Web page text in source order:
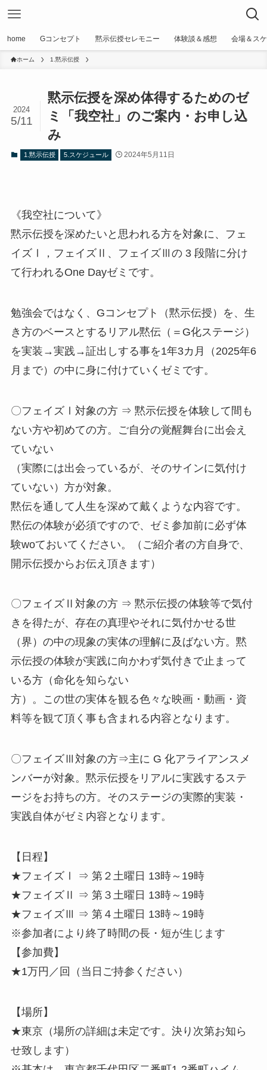
home Gコンセプト 黙示伝授セレモニー 体験談＆感想 会場＆ス
ホーム 1.黙示伝授
黙示伝授を深め体得するためのゼ
ミ「我空社」のご案内・お申し込
み
2024
5/11
1.黙示伝授 5.スケジュール 2024年5月11日
《我空社について》
黙示伝授を深めたいと思われる方を対象に、フェ
イズⅠ，フェイズⅡ、フェイズⅢの 3 段階に分け
て行われるOne Dayゼミです。
勉強会ではなく、Gコンセプト（黙示伝授）を、生
き方のベースとするリアル黙伝（＝G化ステージ）
を実装→実践→証出しする事を1年3カ月（2025年6
月まで）の中に身に付けていくゼミです。
〇フェイズⅠ対象の方 ⇒ 黙示伝授を体験して間も
ない方や初めての方。ご自分の覚醒舞台に出会え
ていない
（実際には出会っているが、そのサインに気付け
ていない）方が対象。
黙伝を通して人生を深めて戴くような内容です。
黙伝の体験が必須ですので、ゼミ参加前に必ず体
験woておいてください。（ご紹介者の方自身で、
開示伝授からお伝え頂きます）
〇フェイズⅡ対象の方 ⇒ 黙示伝授の体験等で気付
きを得たが、存在の真理やそれに気付かせる世
（界）の中の現象の実体の理解に及ばない方。黙
示伝授の体験が実践に向かわず気付きで止まって
いる方（命化を知らない
方）。この世の実体を観る色々な映画・動画・資
料等を観て頂く事も含まれる内容となります。
〇フェイズⅢ対象の方⇒主に G 化アライアンスメ
ンバーが対象。黙示伝授をリアルに実践するステ
ージをお持ちの方。そのステージの実際的実装・
実践自体がゼミ内容となります。
【日程】
★フェイズⅠ ⇒ 第２土曜日 13時～19時
★フェイズⅡ ⇒ 第３土曜日 13時～19時
★フェイズⅢ ⇒ 第４土曜日 13時～19時
※参加者により終了時間の長・短が生じます
【参加費】
★1万円／回（当日ご持参ください）
【場所】
★東京（場所の詳細は未定です。決り次第お知ら
せ致します）